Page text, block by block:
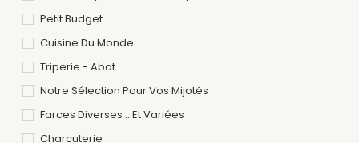
Petit Budget
Cuisine Du Monde
Triperie - Abat
Notre Sélection Pour Vos Mijotés
Farces Diverses ...et Variées
Charcuterie